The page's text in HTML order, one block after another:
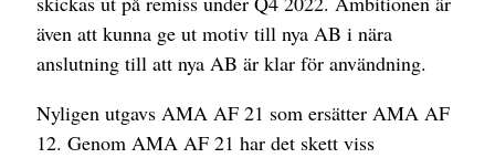
även att kunna ge ut motiv till nya AB i nära
anslutning till att nya AB är klar för användning.
Nyligen utgavs AMA AF 21 som ersätter AMA AF
12. Genom AMA AF 21 har det skett viss